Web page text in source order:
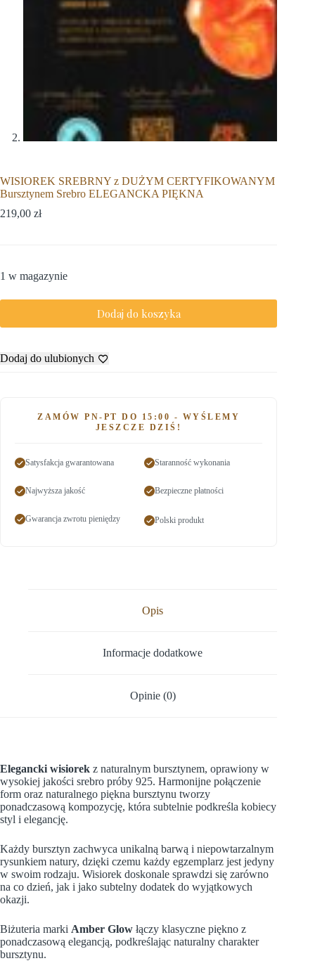
WISIOREK SREBRNY z DUŻYM CERTYFIKOWANYM
Bursztynem Srebro ELEGANCKA PIĘKNA
219,00 zł
1 w magazynie
Dodaj do koszyka
Dodaj do ulubionych
ZAMÓW PN-PT DO 15:00 - WYŚLEMY
JESZCZE DZIŚ!
Satysfakcja gwarantowana Staranność wykonania
Najwyższa jakość Bezpieczne płatności
Gwarancja zwrotu pieniędzy Polski produkt
Opis
Informacje dodatkowe
Opinie (0)
Elegancki wisiorek z naturalnym bursztynem, oprawiony w
wysokiej jakości srebro próby 925. Harmonijne połączenie
form oraz naturalnego piękna bursztynu tworzy
ponadczasową kompozycję, która subtelnie podkreśla kobiecy
styl i elegancję.
Każdy bursztyn zachwyca unikalną barwą i niepowtarzalnym
rysunkiem natury, dzięki czemu każdy egzemplarz jest jedyny
w swoim rodzaju. Wisiorek doskonale sprawdzi się zarówno
na co dzień, jak i jako subtelny dodatek do wyjątkowych
okazji.
Biżuteria marki Amber Glow łączy klasyczne piękno z
ponadczasową elegancją, podkreślając naturalny charakter
bursztynu.